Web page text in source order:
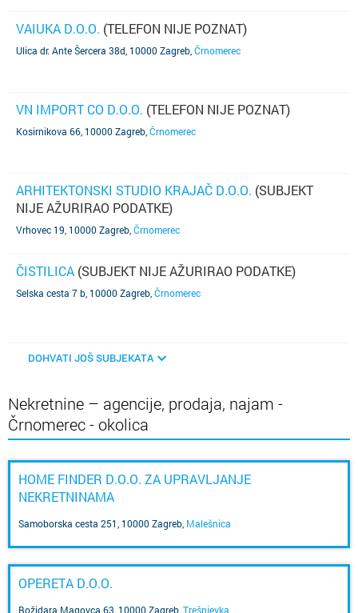
VAIUKA D.O.O. (TELEFON NIJE POZNAT)
Ulica dr. Ante Šercera 38d, 10000 Zagreb Črnomerec
VN IMPORT CO D.O.O. (TELEFON NIJE POZNAT)
Kosirnikova 66, 10000 Zagreb Črnomerec
ARHITEKTONSKI STUDIO KRAJAČ D.O.O. (SUBJEKT
NIJE AŽURIRAO PODATKE)
Vrhovec 19, 10000 Zagreb Črnomerec
ČISTILICA (SUBJEKT NIJE AŽURIRAO PODATKE)
Selska cesta 7 b, 10000 Zagreb Črnomerec
DOHVATI JOŠ SUBJEKATA
Nekretnine – agencije, prodaja, najam -
Črnomerec - okolica
HOME FINDER D.O.O. ZA UPRAVLJANJE
NEKRETNINAMA
Samoborska cesta 251, 10000 Zagreb Malešnica
OPERETA D.O.O.
Božidara Magovca 63, 10000 Zagreb Trešnjevka